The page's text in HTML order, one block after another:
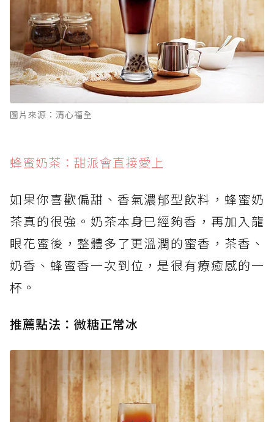
圖片來源：清心福全
蜂蜜奶茶：甜派會直接愛上
如果你喜歡偏甜、香氣濃郁型飲料，蜂蜜奶
茶真的很強。奶茶本身已經夠香，再加入龍
眼花蜜後，整體多了更溫潤的蜜香，茶香、
奶香、蜂蜜香一次到位，是很有療癒感的一
杯。
推薦點法：微糖正常冰